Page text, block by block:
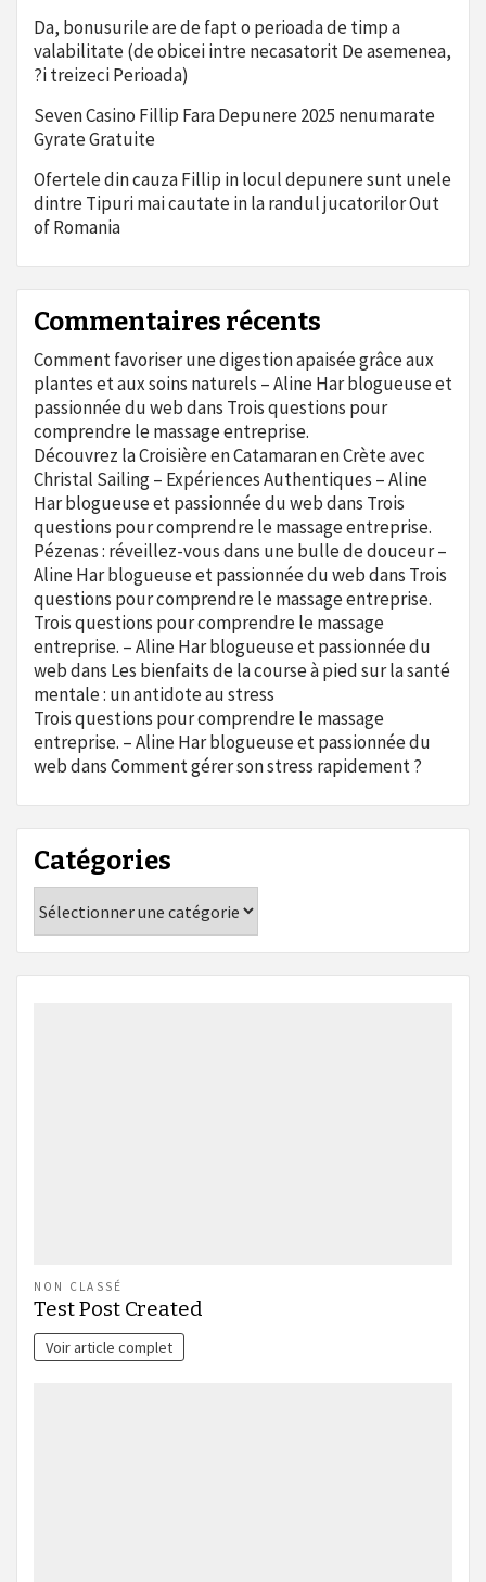
Da, bonusurile are de fapt o perioada de timp a
valabilitate (de obicei intre necasatorit De asemenea,
?i treizeci Perioada)
Seven Casino Fillip Fara Depunere 2025 nenumarate
Gyrate Gratuite
Ofertele din cauza Fillip in locul depunere sunt unele
dintre Tipuri mai cautate in la randul jucatorilor Out
of Romania
Commentaires récents
Comment favoriser une digestion apaisée grâce aux
plantes et aux soins naturels – Aline Har blogueuse et
passionnée du webdans Trois questions pour
comprendre le massage entreprise.
Découvrez la Croisière en Catamaran en Crète avec
Christal Sailing – Expériences Authentiques – Aline
Har blogueuse et passionnée du webdans Trois
questions pour comprendre le massage entreprise.
Pézenas : réveillez-vous dans une bulle de douceur –
Aline Har blogueuse et passionnée du webdans Trois
questions pour comprendre le massage entreprise.
Trois questions pour comprendre le massage
entreprise. – Aline Har blogueuse et passionnée du
webdans Les bienfaits de la course à pied sur la santé
mentale : un antidote au stress
Trois questions pour comprendre le massage
entreprise. – Aline Har blogueuse et passionnée du
webdansComment gérer son stress rapidement ?
Catégories
NON CLASSÉ
Test Post Created
Voir article complet